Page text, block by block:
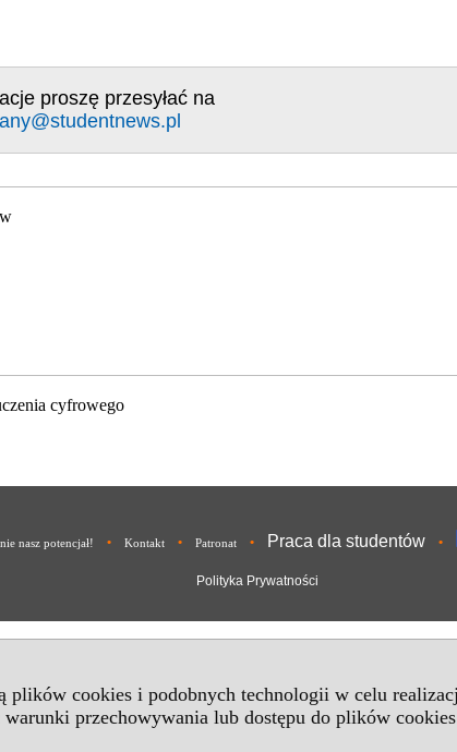
cookies i podobnych technologii w celu
przechowywania lub dostępu do plików
proszę przesyłać na
cyfrowego
nasz potencjał! • Kontakt • Patronat • Praca dla studentów •
Polityka Prywatności